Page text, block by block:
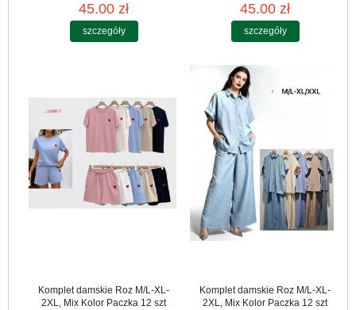
45.00 zł
szczegóły
45.00 zł
szczegóły
Komplet damskie Roz M/L-XL-
2XL, Mix Kolor Paczka 12 szt
Komplet damskie Roz M/L-XL-
2XL, Mix Kolor Paczka 12 szt